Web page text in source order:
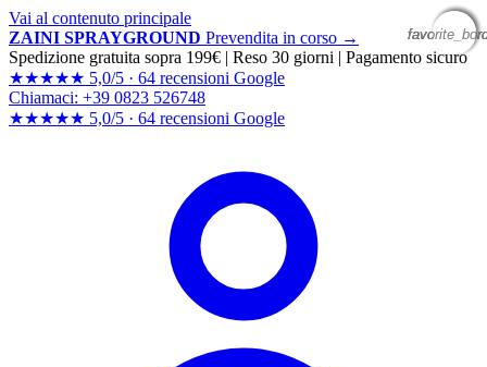
Vai al contenuto principale
ZAINI SPRAYGROUND Prevendita in corso →
Spedizione gratuita sopra 199€ | Reso 30 giorni | Pagamento sicuro
★★★★★ 5,0/5 · 64 recensioni Google
Chiamaci: +39 0823 526748
★★★★★ 5,0/5 · 64 recensioni Google